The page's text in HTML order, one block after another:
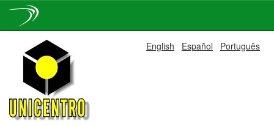
navigation
English Español Português